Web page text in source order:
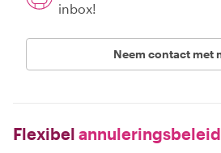
inbox!
Neem contact met
Flexibel annuleringsbeleid